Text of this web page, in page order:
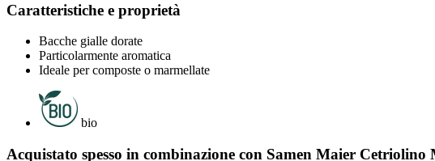
Caratteristiche e proprietà
Bacche gialle dorate
Particolarmente aromatica
Ideale per composte o marmellate
bio
Acquistato spesso in combinazione con Samen Maier Cetriolino